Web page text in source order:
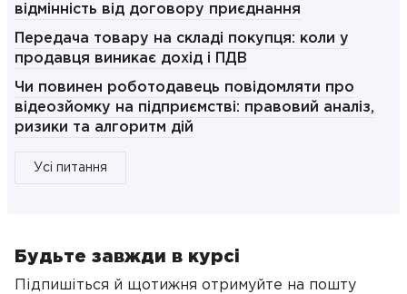
відмінність від договору приєднання
Передача товару на складі покупця: коли у
продавця виникає дохід і ПДВ
Чи повинен роботодавець повідомляти про
відеозйомку на підприємстві: правовий аналіз,
ризики та алгоритм дій
Усі питання
Будьте завжди в курсі
Підпишіться й щотижня отримуйте на пошту